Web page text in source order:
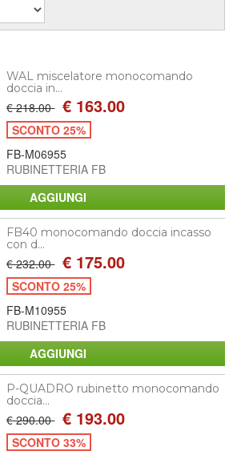
WAL miscelatore monocomando
doccia in...
€ 218.00 € 163.00
SCONTO 25%
FB-M06955
RUBINETTERIA FB
FB40 monocomando doccia incasso
con d...
€ 232.00 € 175.00
SCONTO 25%
FB-M10955
RUBINETTERIA FB
P-QUADRO rubinetto monocomando
doccia...
€ 290.00 € 193.00
SCONTO 33%